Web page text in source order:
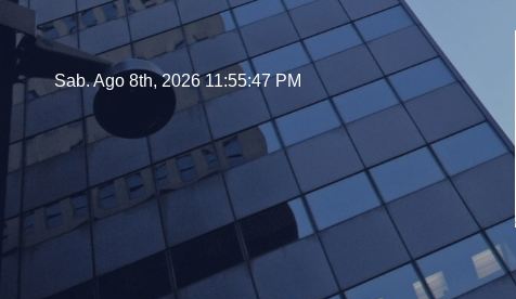
Skip
contentSab. Ago 8th, 202611:55:48 PM